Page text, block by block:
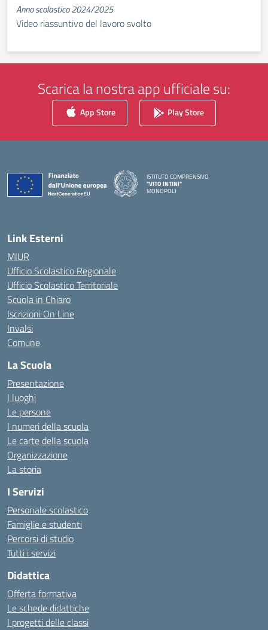
Anno scolastico 2024/2025
Video riassuntivo del lavoro svolto
Scarica la nostra app ufficiale su:
App Store Play Store
ISTITUTO COMPRENSIVO
"VITO INTINI"
MONOPOLI
Link Esterni
MIUR
Ufficio Scolastico Regionale
Ufficio Scolastico Territoriale
Scuola in Chiaro
Iscrizioni On Line
Invalsi
Comune
La Scuola
Presentazione
I luoghi
Le persone
I numeri della scuola
Le carte della scuola
Organizzazione
La storia
I Servizi
Personale scolastico
Famiglie e studenti
Percorsi di studio
Tutti i servizi
Didattica
Offerta formativa
Le schede didattiche
I progetti delle classi